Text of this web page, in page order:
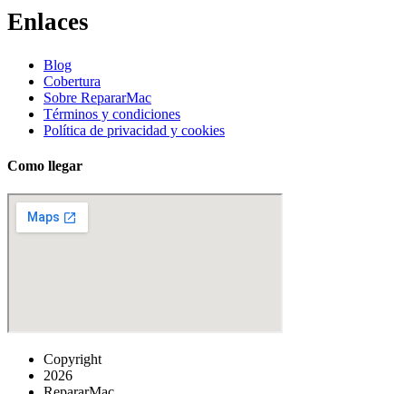
Enlaces
Blog
Cobertura
Sobre RepararMac
Términos y condiciones
Política de privacidad y cookies
Como llegar
Copyright
2026